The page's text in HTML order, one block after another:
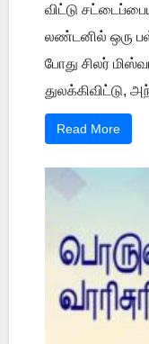
விட்டு
லண்டனில் ஒரு
போது சிலர்
துலக்கிவிட்டு,
Read More